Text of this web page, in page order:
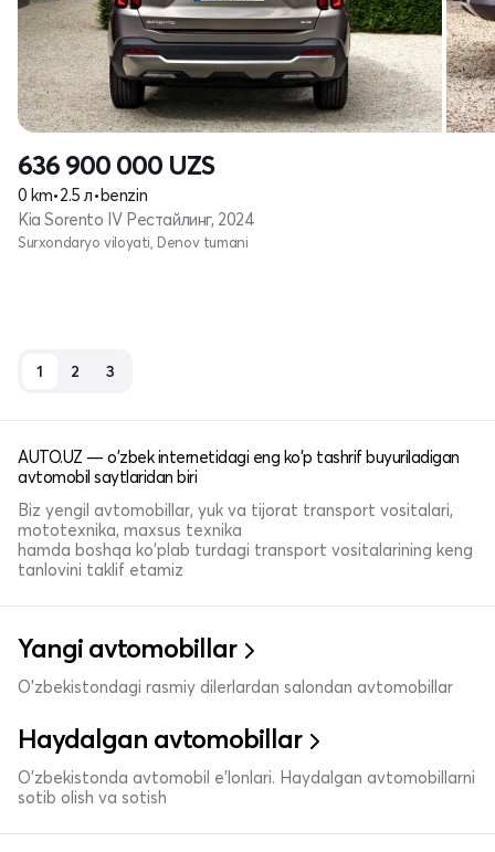
636 900 000 UZS
0 km•2.5 л• benzin
Kia Sorento IV Рестайлинг, 2024
Surxondaryo viloyati, Denov tumani
1 2 3
AUTO.UZ — o'zbek internetidagi eng ko'p tashrif buyuriladigan
avtomobil saytlaridan biri
Biz yengil avtomobillar, yuk va tijorat transport vositalari,
mototexnika, maxsus texnika
hamda boshqa ko'plab turdagi transport vositalarining keng
tanlovini taklif etamiz
Yangi avtomobillar
O'zbekistondagi rasmiy dilerlardan salondan avtomobillar
Haydalgan avtomobillar
O'zbekistonda avtomobil e’lonlari. Haydalgan avtomobillarni
sotib olish va sotish